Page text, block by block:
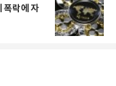
폭락에 자